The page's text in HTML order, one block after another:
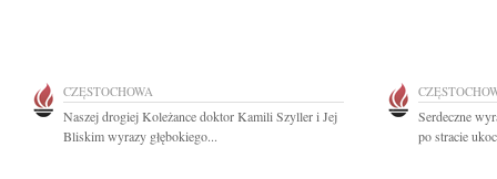
CZĘSTOCHOWA
Naszej drogiej Koleżance doktor Kamili Szyller i Jej
Bliskim wyrazy głębokiego...
Serdeczne
po stracie